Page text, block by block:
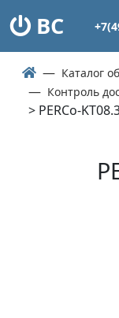
ВС
Каталог
Контроль
> PERCo-